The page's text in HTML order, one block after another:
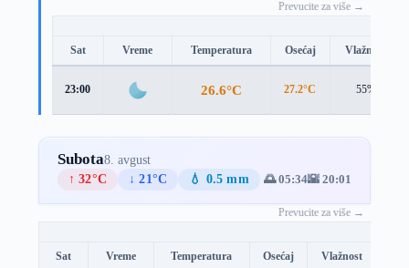
Prevucite za više →
Sat Vreme Temperatura Osećaj Vlažnost
23:00 26.6°C 27.2°C 55%
Subota8. avgust
↑ 32°C
↓ 21°C 💧 0.5 mm 🌅 05:34🌇 20:01
Prevucite za više →
Sat Vreme Temperatura Osećaj Vlažnost